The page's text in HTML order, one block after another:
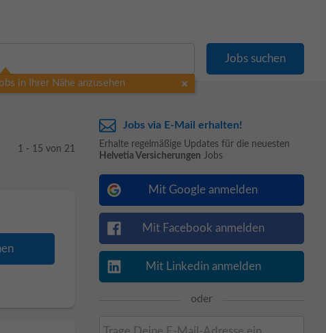
in Ihrer Nähe anzusehen
1 - 15 von 21
Jobs via E-Mail erhalten!
Erhalte regelmäßige Updates für die neuesten
Helvetia Versicherungen Jobs
Mit Google anmelden
Mit Facebook anmelden
Mit Linkedin anmelden
oder